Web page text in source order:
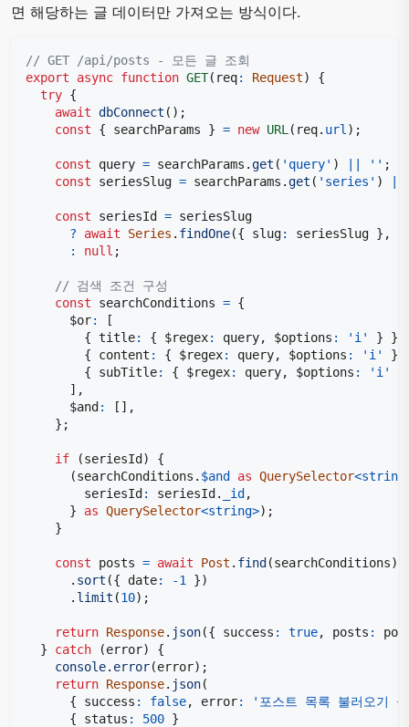
면 해당하는 글 데이터만 가져오는 방식이다.
// GET /api/posts - 모든 글 조회
export
async function GET( req: Request)
{
try {
await dbConnect ( ) ;
const
{ searchParams } = new URL ( req. url ) ;
const query = searchParams .get ( 'query' ) '' ;
const seriesSlug = searchParams .get ( 'series' )
const seriesId =
?
await Series . findOne({ slug: seriesSlug } ,
:
null ;
// 검색 조건 구성
const searchConditions = {
      $or
:
[
{ title: { $regex: query, $options : 'i' } }
{ content : { $regex: query, $options : 'i' }
{ subTitle: { $regex: query, $options : 'i'
] ,
      $and
: [ ] ,
} ;
if (seriesId )
{
(searchConditions . $and as QuerySelector<string
        seriesId
: seriesId . _id ,
}
as QuerySelector<string>) ;
}
const posts = await Post . find (searchConditions)
. sort ({ date: -1 })
. limit (10) ;
return Response. json({ success : true, posts :
}
catch (error)
{
console. error(error) ;
return Response. json(
{ success : false, error:
'포스트 목록 불러오기
{ status : 500 }